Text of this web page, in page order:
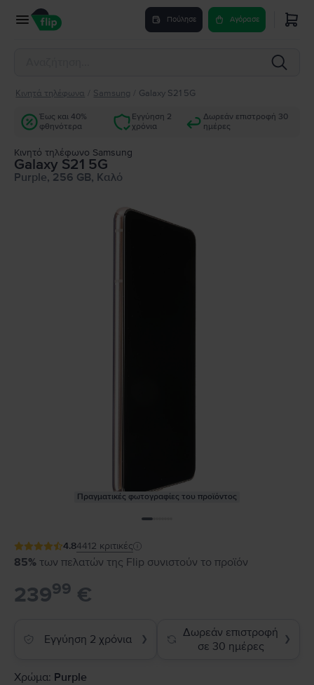
Πούλησε Αγόρασε
Κινητά τηλέφωνα Samsung Galaxy S21 5G
Έως και 40%
φθηνότερα
Εγγύηση 2
χρόνια
Δωρεάν επιστροφή 30
ημέρες
Κινητό τηλέφωνο Samsung
Galaxy S21 5G
Purple, 256 GB, Καλό
Πραγματικές φωτογραφίες του προϊόντος
4.84412 κριτικές
85% των πελατών της Flip συνιστούν το προϊόν
23999 €
Εγγύηση 2 χρόνια ❯
Δωρεάν επιστροφή
σε 30 ημέρες
❯
Χρώμα: Purple